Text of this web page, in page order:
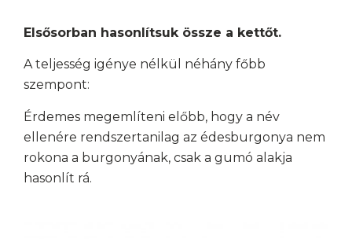
Elsősorban hasonlítsuk össze a kettőt.
A teljesség igénye nélkül néhány főbb
szempont:
Érdemes megemlíteni előbb, hogy a név
ellenére rendszertanilag az édesburgonya nem
rokona a burgonyának, csak a gumó alakja
hasonlít rá.